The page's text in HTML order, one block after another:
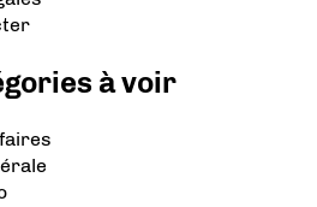
à voir